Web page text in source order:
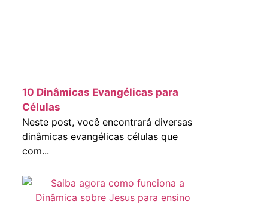
10 Dinâmicas Evangélicas para
Células
Neste post, você encontrará diversas
dinâmicas evangélicas células que
com...